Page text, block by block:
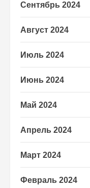
Сентябрь 2024
Август 2024
Июль 2024
Июнь 2024
Май 2024
Апрель 2024
Март 2024
Февраль 2024